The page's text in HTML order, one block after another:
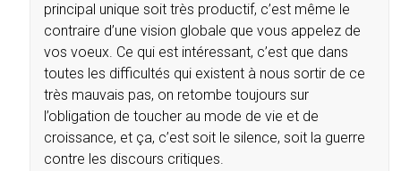
principal unique soit très productif, c’est même le
contraire d’une vision globale que vous appelez de
vos voeux. Ce qui est intéressant, c’est que dans
toutes les difficultés qui existent à nous sortir de ce
très mauvais pas, on retombe toujours sur
l’obligation de toucher au mode de vie et de
croissance, et ça, c’est soit le silence, soit la guerre
contre les discours critiques.